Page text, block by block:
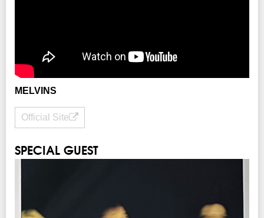
楽天チケット
期間：12/19(火)12:00～12/21(木)23:59
プレイガイド
ローソンチケットLコード：75448
楽天チケット
INFO
MELVINS
Official Site
SPECIAL GUEST